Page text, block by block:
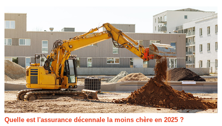
Quelle est l'assurance décennale la moins chère en 2025 ?